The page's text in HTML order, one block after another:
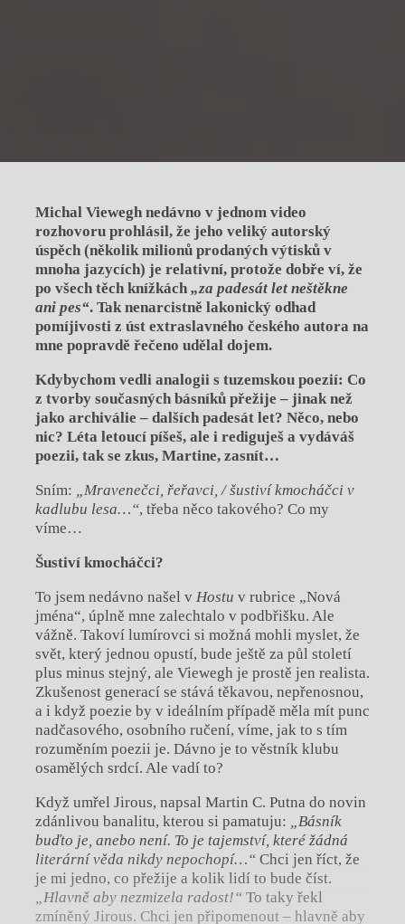
Michal Viewegh nedávno v jednom video
rozhovoru prohlásil, že jeho veliký autorský
úspěch (několik milionů prodaných výtisků v
mnoha jazycích) je relativní, protože dobře ví, že
po všech těch knížkách „za padesát let neštěkne
ani pes“. Tak nenarcistně lakonický odhad
pomíjivosti z úst extraslavného českého autora na
mne popravdě řečeno udělal dojem.
Kdybychom vedli analogii s tuzemskou poezií: Co
z tvorby současných básníků přežije – jinak než
jako archiválie – dalších padesát let? Něco, nebo
nic? Léta letoucí píšeš, ale i rediguješ a vydáváš
poezii, tak se zkus, Martine, zasnít…
Sním:
„Mravenečci, řeřavci, / šustiví kmocháčci v
kadlubu lesa…“, třeba něco takového? Co my
víme…
Šustiví kmocháčci?
To jsem nedávno našel v Hostu v rubrice „Nová
jména“, úplně mne zalechtalo v podbřišku. Ale
vážně. Takoví lumírovci si možná mohli myslet, že
svět, který jednou opustí, bude ještě za půl století
plus minus stejný, ale Viewegh je prostě jen realista.
Zkušenost generací se stává těkavou, nepřenosnou,
a i když poezie by v ideálním případě měla mít punc
nadčasového, osobního ručení, víme, jak to s tím
rozuměním poezii je. Dávno je to věstník klubu
osamělých srdcí. Ale vadí to?
Když umřel Jirous, napsal Martin C. Putna do novin
zdánlivou banalitu, kterou si pamatuju:
„Básník
buďto je, anebo není. To je tajemství, které žádná
literární věda nikdy nepochopí…“Chci jen říct, že
je mi jedno, co přežije a kolik lidí to bude číst.
„Hlavně aby nezmizela radost!“To taky řekl
zmíněný Jirous. Chci jen připomenout – hlavně aby